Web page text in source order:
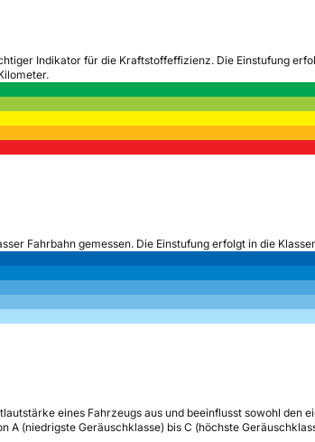
Indikator für die Kraftstoffeffizienz. Die Einstufung
Fahrbahn gemessen. Die Einstufung erfolgt in die
eines Fahrzeugs aus und beeinflusst sowohl den
A (niedrigste Geräuschklasse) bis C (höchste